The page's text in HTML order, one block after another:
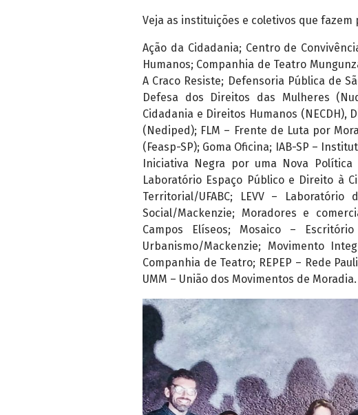
Veja as instituições e coletivos que
Ação da Cidadania; Centro de
Humanos; Companhia de Teatro
A Craco Resiste; Defensoria Pública de
Defesa dos Direitos das Mulheres
Cidadania e Direitos Humanos (NECDH),
(Nediped); FLM – Frente de Luta por
(Feasp-SP); Goma Oficina; IAB-SP –
Iniciativa Negra por uma Nova
Laboratório Espaço Público e Direito à
Territorial/UFABC; LEVV –
Social/Mackenzie; Moradores e
Campos Elíseos; Mosaico –
Urbanismo/Mackenzie; Movimento
Companhia de Teatro; REPEP – Rede
UMM – União dos Movimentos de Moradia.